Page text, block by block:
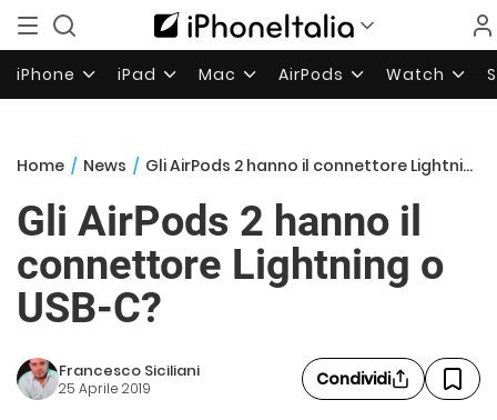
iPhone iPad Mac AirPods Watch
Home / News / Gli AirPods 2 hanno il connettore Lightning o USB-C?
Gli AirPods 2 hanno il
connettore Lightning o
USB-C?
Francesco Siciliani
25 Aprile 2019 Condividi